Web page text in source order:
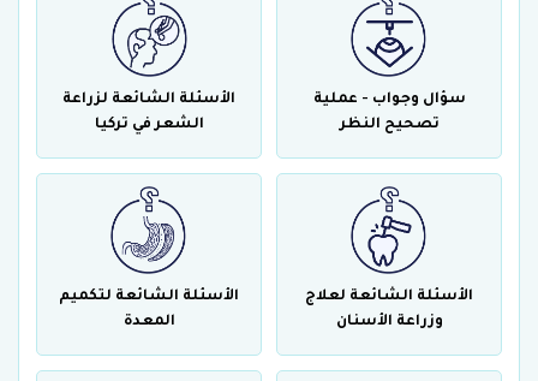
سؤال وجواب - عملية
تصحيح النظر
الأسئلة الشائعة لزراعة
الشعر في تركيا
الأسئلة الشائعة لعلاج
وزراعة الأسنان
الأسئلة الشائعة لتكميم
المعدة